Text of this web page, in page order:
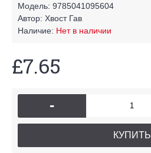
Модель: 9785041095604
Автор: Хвост Гав
Наличие: Нет в наличии
£7.65
-
КУПИТЬ